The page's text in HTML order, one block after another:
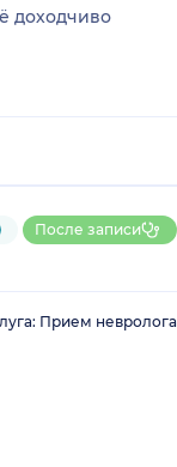
После записи
Прием невролога